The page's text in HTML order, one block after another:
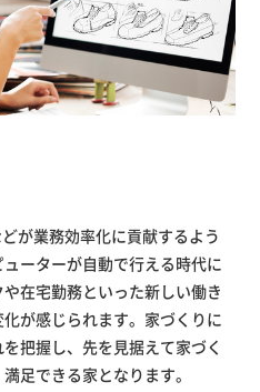
が業務効率化に貢献するよう
ーターが自動で行える時代に
在宅勤務といった新しい働き
が感じられます。家づくりに
把握し、先を見据えて家づく
足できる家となります。